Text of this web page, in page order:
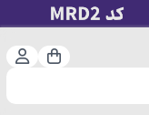
سبد